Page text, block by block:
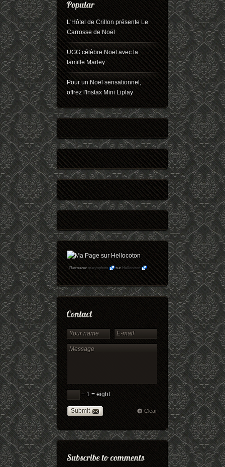
L'Hôtel de Crillon présente Le
Carrosse de Noël
UGG célèbre Noël avec la
famille Marley
Pour un Noël sensationnel,
offrez l'Instax Mini Liplay
Retrouvezmaryophoto surHellocoton
− 1 = eight
Submit Clear